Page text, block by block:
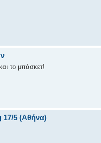
το μπάσκετ!
17/5 (Αθήνα)